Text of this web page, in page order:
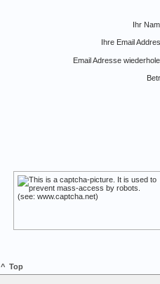
Ihr
Ihre Email
Email Adresse
^ Top